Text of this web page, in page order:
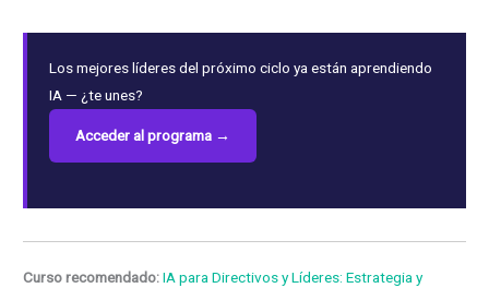
Los mejores líderes del próximo ciclo ya están aprendiendo
IA — ¿te unes?
Acceder al programa →
Curso recomendado:IA para Directivos y Líderes: Estrategia y